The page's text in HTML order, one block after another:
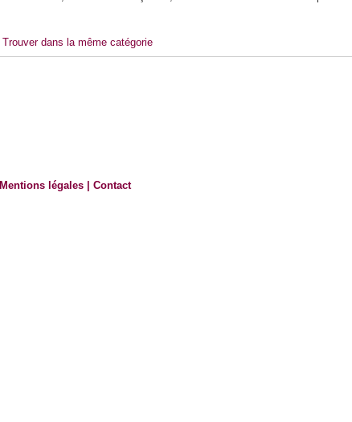
Trouver dans la même catégorie
Mentions légales |Contact